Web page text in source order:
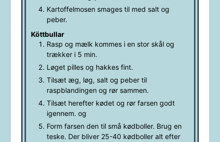
Kartoffelmosen smages til med salt og
peber.
Köttbullar
Rasp og mælk kommes i en stor skål og
trækker i 5 min.
Løget pilles og hakkes fint.
Tilsæt æg, løg, salt og peber til
raspblandingen og rør sammen.
Tilsæt herefter kødet og rør farsen godt
igennem. og
Form farsen den til små kødboller. Brug en
teske. Der bliver 25-40 kødboller alt efter